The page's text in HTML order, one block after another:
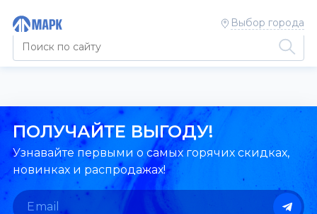
Выбор города
ПОЛУЧАЙТЕ ВЫГОДУ!
Узнавайте первыми о самых горячих скидках,
новинках и распродажах!